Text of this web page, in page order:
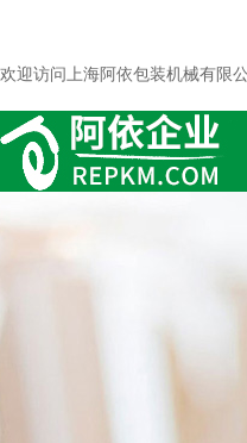
欢迎访问上海阿依包装机械有限